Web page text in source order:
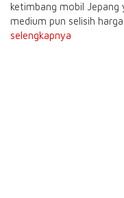
ketimbang mobil Jepang
medium pun selisih
selengkapnya